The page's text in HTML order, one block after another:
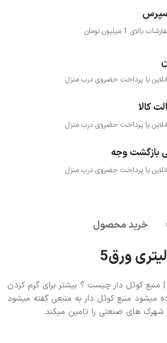
1 میلیون تومان
یا پرداخت حضروی درب منزل
کالا
یا پرداخت حضروی درب منزل
یا پرداخت حضروی درب منزل
خرید محصول
منبع کوئلدار 300لیتری ورق5 | منبع کوئل دار چیست ؟ بیشتر برای گرم کردن
میشود منبع کوئل دار به منبعی گفته میشود
های صنعتی را تامین میکند.